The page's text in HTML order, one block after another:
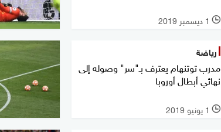
l 1 ديسمبر 2019
رياضة
مدرب توتنهام يعترف بـ"سر" وصوله إلى
نهائي أبطال أوروبا
l 1 يونيو 2019